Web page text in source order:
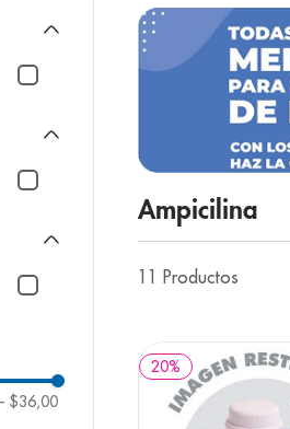
$36,00
Ampicilina
11 Productos
20%
pañales
3 eucerin
cerave
nivea
7. bioderma